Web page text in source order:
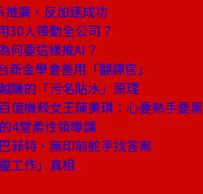
廣，反加速成功
30人帶動全公司？
何要這樣推AI？
金學會善用「翻譯官」
賺的「污名貼水」原理
億機殼女王陳美琪：心要熱手要黑
4堂柔性領導課
菲特、無印前舵手找答案
工作」真相